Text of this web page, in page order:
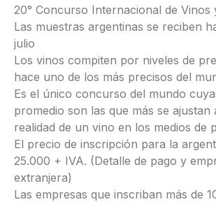
20° Concurso Internacional de Vinos
Las muestras argentinas se reciben
julio
Los vinos compiten por niveles de
hace uno de los más precisos del
Es el único concurso del mundo
promedio son las que más se ajustan
realidad de un vino en los medios de
El precio de inscripción para la
25.000 + IVA. (Detalle de pago y
extranjera)
Las empresas que inscriban más de